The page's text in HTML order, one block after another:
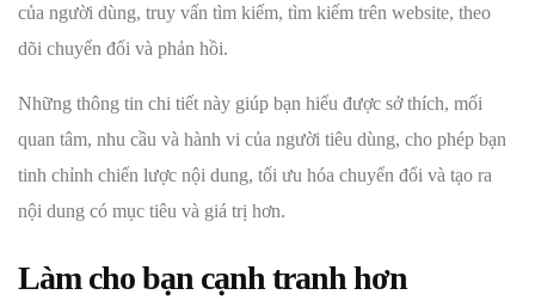
của người dùng, truy vấn tìm kiếm, tìm kiếm trên website, theo
dõi chuyển đổi và phản hồi.
Những thông tin chi tiết này giúp bạn hiểu được sở thích, mối
quan tâm, nhu cầu và hành vi của người tiêu dùng, cho phép bạn
tinh chỉnh chiến lược nội dung, tối ưu hóa chuyển đổi và tạo ra
nội dung có mục tiêu và giá trị hơn.
Làm cho bạn cạnh tranh hơn